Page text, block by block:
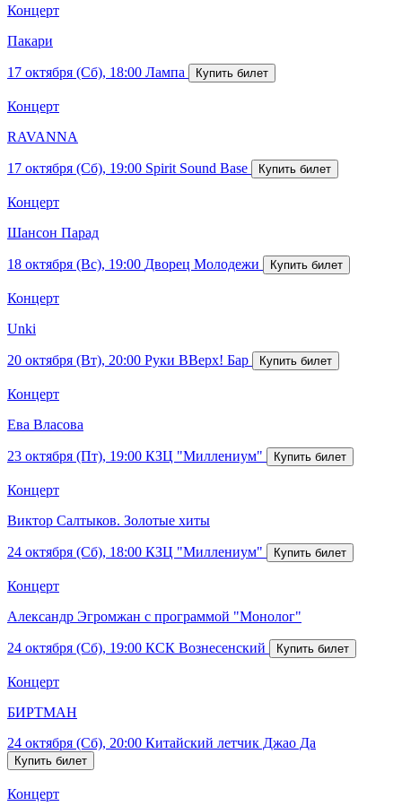
Концерт
Пакари
17 октября (Сб), 18:00 Лампа
Концерт
RAVANNA
17 октября (Сб), 19:00 Spirit Sound Base
Концерт
Шансон Парад
18 октября (Вс), 19:00 Дворец Молодежи
Концерт
Unki
20 октября (Вт), 20:00 Руки ВВерх! Бар
Концерт
Ева Власова
23 октября (Пт), 19:00 КЗЦ "Миллениум"
Концерт
Виктор Салтыков. Золотые хиты
24 октября (Сб), 18:00 КЗЦ "Миллениум"
Концерт
Александр Эгромжан с программой "Монолог"
24 октября (Сб), 19:00 КСК Вознесенский
Концерт
БИРТМАН
24 октября (Сб), 20:00 Китайский летчик Джао Да
Концерт